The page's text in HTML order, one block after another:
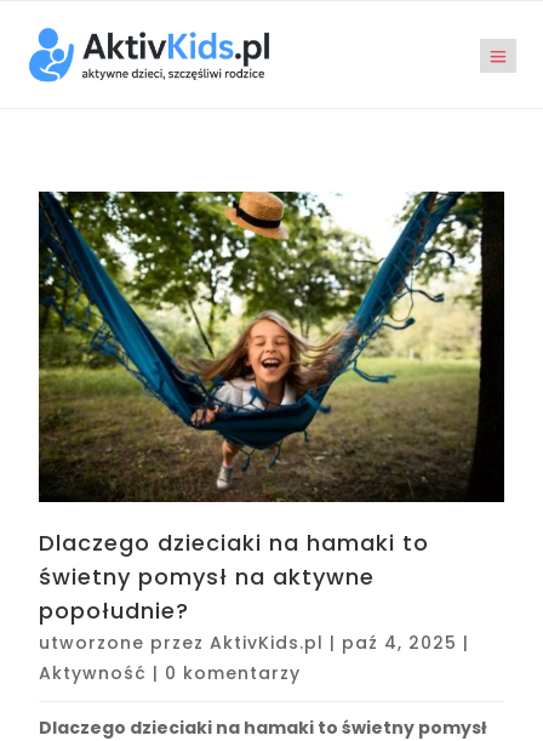
Dlaczego dzieciaki na hamaki to
świetny pomysł na aktywne
popołudnie?
utworzone przezAktivKids.pl | paź 4, 2025 |
Aktywność | 0 komentarzy
Dlaczego dzieciaki na hamaki to świetny pomysł